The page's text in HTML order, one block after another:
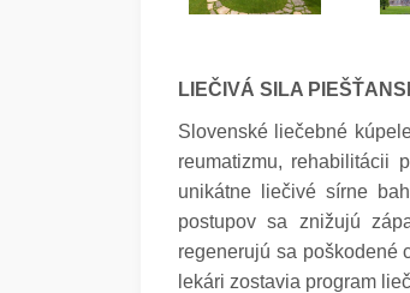
LIEČIVÁ SILA
Slovenské liečebné
reumatizmu, rehabilitácii
unikátne liečivé sírne
postupov sa znižujú
regenerujú sa poškodené
lekári zostavia program